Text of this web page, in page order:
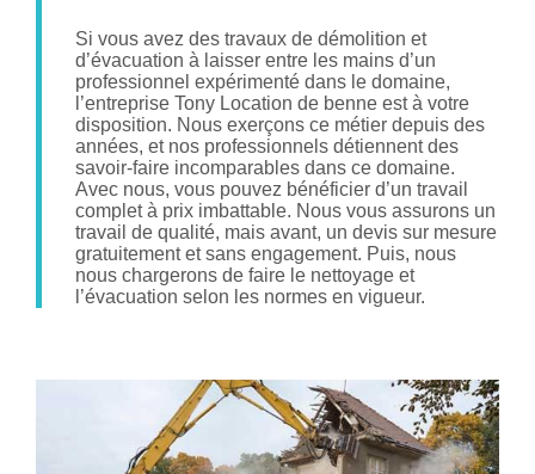
Si vous avez des travaux de démolition et
d’évacuation à laisser entre les mains d’un
professionnel expérimenté dans le domaine,
l’entreprise Tony Location de benne est à votre
disposition. Nous exerçons ce métier depuis des
années, et nos professionnels détiennent des
savoir-faire incomparables dans ce domaine.
Avec nous, vous pouvez bénéficier d’un travail
complet à prix imbattable. Nous vous assurons un
travail de qualité, mais avant, un devis sur mesure
gratuitement et sans engagement. Puis, nous
nous chargerons de faire le nettoyage et
l’évacuation selon les normes en vigueur.